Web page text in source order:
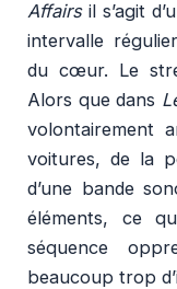
Affairsil s’agit
intervalle
du cœur. Le
Alors que dans
volontairement
voitures, de la
d’une bande
éléments, ce
séquence
beaucoup trop